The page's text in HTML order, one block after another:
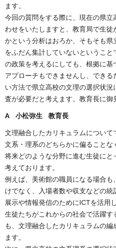
ます。
今回の質問をする際に、現在の県
わせをいたしますと、教育局で生
かという分析はおろか、そもそも
をふだん集計していないというこ
の政策を考えるにしても、根拠に基
アプローチもできませんし、でき
い方法で県立高校の文理の選択状
査が必要だと考えます。教育長に御
A 小松弥生 教育長
文理融合したカリキュラムについて
文系・理系のどちらかに偏ることな
将来どのような分野に進む生徒にと
考えております。
例えば、美術館の職員になる場合
けでなく、入場者数や収支などの
展示や情報発信のためにICTを活用
生徒たちがこれからの社会で活躍す
も、文理融合したカリキュラムの
ます。